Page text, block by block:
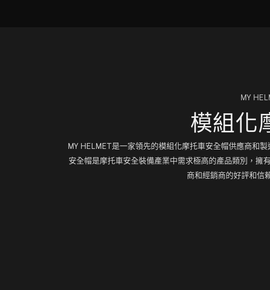
MY
模組化
MY HELMET是一家領先的模組化摩托車安全帽供應商和
安全帽是摩托車安全裝備產業中需求極高的產品類別，擁
商和經銷商的好評和信